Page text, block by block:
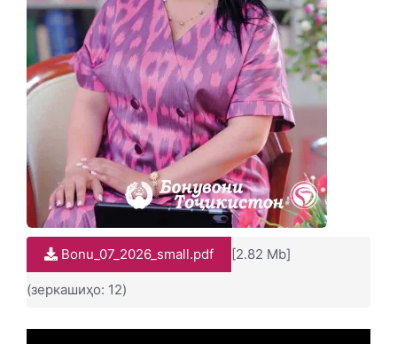
Bonu_07_2026_small.pdf [2.82 Mb]
(зеркашиҳо: 12)